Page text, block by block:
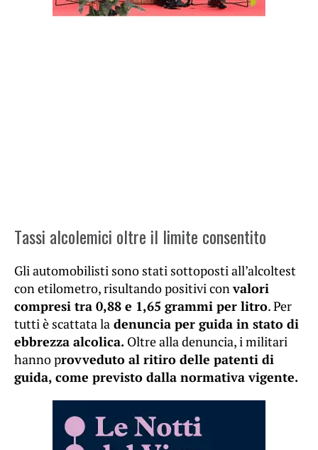
Tassi alcolemici oltre il limite consentito
Gli automobilisti sono stati sottoposti all’alcoltest
con etilometro, risultando positivi convalori
compresi tra 0,88 e 1,65 grammi per litro. Per
tutti è scattata la denuncia per guida in stato di
ebbrezza alcolica. Oltre alla denuncia, i militari
hanno provveduto al ritiro delle patenti di
guida, come previsto dalla normativa vigente.